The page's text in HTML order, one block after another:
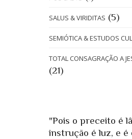
SALUS & VIRIDITAS (5)
SEMIÓTICA & ESTUDOS
TOTAL CONSAGRAÇÃO A
(21)
"Pois o preceito é
instrução é luz, e é